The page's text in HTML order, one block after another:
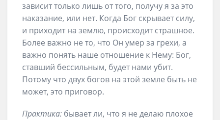
зависит только лишь от того, получу я за это
наказание, или нет. Когда Бог скрывает силу,
и приходит на землю, происходит страшное.
Более важно не то, что Он умер за грехи, а
важно понять наше отношение к Нему: Бог,
ставший бессильным, будет нами убит.
Потому что двух богов на этой земле быть не
может, это приговор.
Практика: бывает ли, что я не делаю плохое